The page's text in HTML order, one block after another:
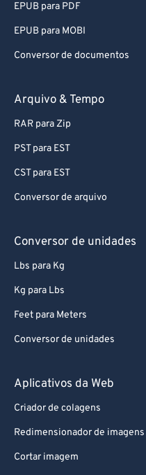
EPUB para PDF
EPUB para MOBI
Conversor de documentos
Arquivo & Tempo
RAR para Zip
PST para EST
CST para EST
Conversor de arquivo
Conversor de unidades
Lbs para Kg
Kg para Lbs
Feet para Meters
Conversor de unidades
Aplicativos da Web
Criador de colagens
Redimensionador de imagens
Cortar imagem